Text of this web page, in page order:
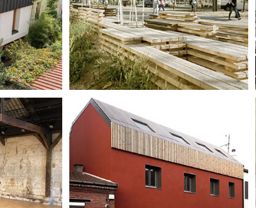
DU
SAINT-OUEN-SUR-SEINE /
MAISON N